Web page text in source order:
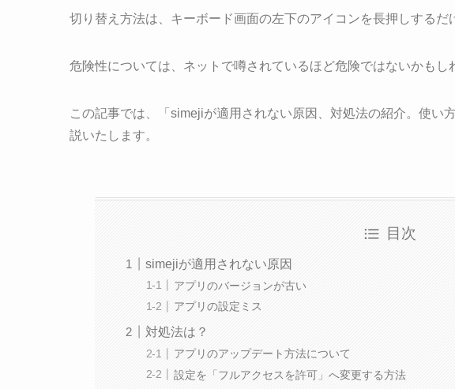
切り替え方法は、キーボード画面の左下のアイコンを長押しするだ
危険性については、ネットで噂されているほど危険ではないかもし
この記事では、「simejiが適用されない原因、対処法の紹介。使い
説いたします。
目次
simejiが適用されない原因
アプリのバージョンが古い
アプリの設定ミス
対処法は？
アプリのアップデート方法について
設定を「フルアクセスを許可」へ変更する方法